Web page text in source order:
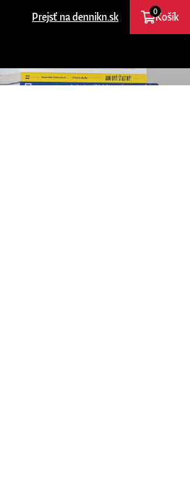
Prejsť na dennikn.sk Košík
0